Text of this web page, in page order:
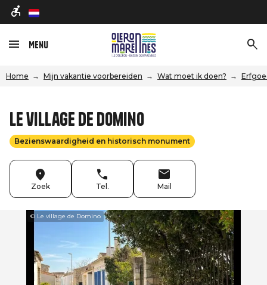
nl
Menu
Home Mijn vakantie voorbereiden Wat moet ik doen?
Le village de Domino
Bezienswaardigheid en historisch monument
Zoek Tel. Mail
© Le village de Domino